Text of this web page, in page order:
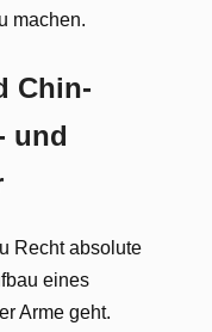
machen.
Chin-
und
Recht absolute
eines
Arme geht.